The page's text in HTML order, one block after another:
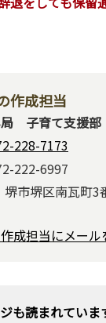
作成担当
局 子育て支援
228-7173
222-6997
市堺区南瓦町
成担当にメール
も読まれていま